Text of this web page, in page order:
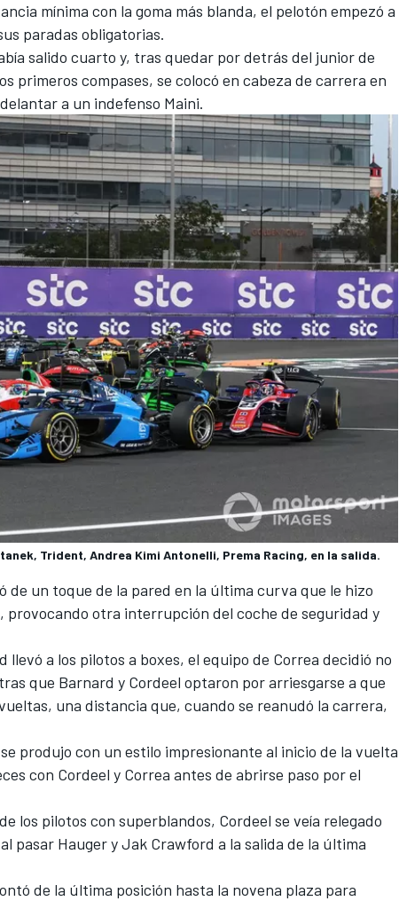
mínima con la goma más blanda, el pelotón empezó a
paradas obligatorias.
salido cuarto y, tras quedar por detrás del junior de
primeros compases, se colocó en cabeza de carrera en
a un indefenso Maini.
Trident, Andrea Kimi Antonelli, Prema Racing, en la salida.
de un toque de la pared en la última curva que le hizo
provocando otra interrupción del coche de seguridad y
llevó a los pilotos a boxes, el equipo de Correa decidió no
que Barnard y Cordeel optaron por arriesgarse a que
una distancia que, cuando se reanudó la carrera,
produjo con un estilo impresionante al inicio de la vuelta
con Cordeel y Correa antes de abrirse paso por el
los pilotos con superblandos, Cordeel se veía relegado
pasar Hauger yJak Crawford a la salida de la última
de la última posición hasta la novena plaza para